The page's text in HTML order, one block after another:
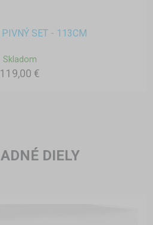
PIVNÝ SET - 113CM
Skladom
119,00 €
DIELY